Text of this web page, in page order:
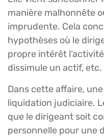
manière malhonnête
imprudente. Cela
hypothèses où le
propre intérêt
dissimule un actif, etc.
Dans cette affaire,
liquidation judiciaire.
que le dirigeant soit
personnelle pour une